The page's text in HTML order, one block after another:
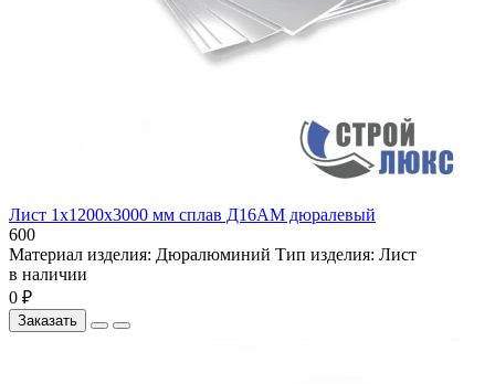
Лист 1х1200х3000 мм сплав Д16АМ дюралевый
600
Материал изделия: Дюралюминий Тип изделия: Лист
в наличии
0 ₽
Заказать